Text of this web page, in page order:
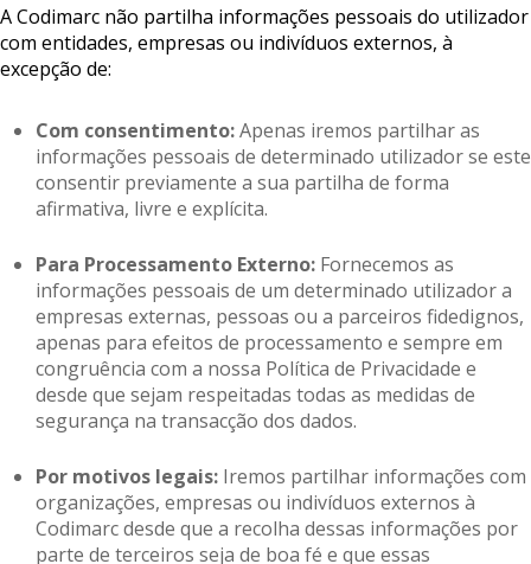
A Codimarc não partilha informações pessoais do utilizador
com entidades, empresas ou indivíduos externos, à
excepção de:
Com consentimento:Apenas iremos partilhar as
informações pessoais de determinado utilizador se este
consentir previamente a sua partilha de forma
afirmativa, livre e explícita.
Para Processamento Externo: Fornecemos as
informações pessoais de um determinado utilizador a
empresas externas, pessoas ou a parceiros fidedignos,
apenas para efeitos de processamento e sempre em
congruência com a nossa Política de Privacidade e
desde que sejam respeitadas todas as medidas de
segurança na transacção dos dados.
Por motivos legais: Iremos partilhar informações com
organizações, empresas ou indivíduos externos à
Codimarc desde que a recolha dessas informações por
parte de terceiros seja de boa fé e que essas